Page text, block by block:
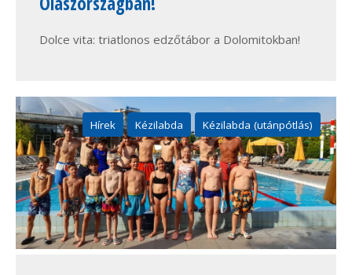
Dolce vita: triatlonos edzőtábor a Dolomitokban!
Hírek Kézilabda Kézilabda (utánpótlás)